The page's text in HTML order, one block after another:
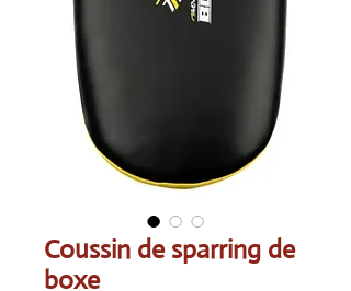
Coussin de sparring de
boxe